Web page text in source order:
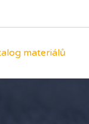
materiálů